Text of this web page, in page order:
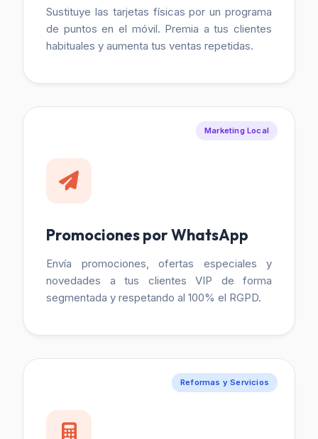
Sustituye las tarjetas físicas por un programa
de puntos en el móvil. Premia a tus clientes
habituales y aumenta tus ventas repetidas.
Marketing Local
Promociones por WhatsApp
Envía promociones, ofertas especiales y
novedades a tus clientes VIP de forma
segmentada y respetando al 100% el RGPD.
Reformas y Servicios